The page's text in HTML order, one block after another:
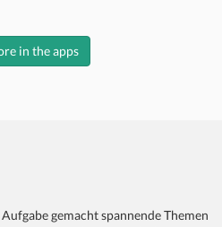
in the apps
gemacht spannende Themen